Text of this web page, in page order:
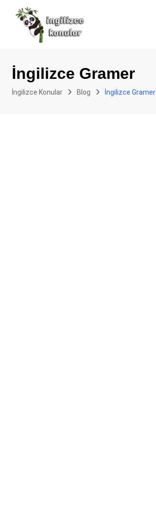
İngilizce Gramer
İngilizce Konular Blog İngilizce Gramer